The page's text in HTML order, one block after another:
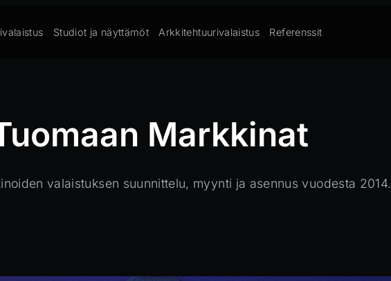
Studiot ja näyttämöt Arkkitehtuurivalaistus Referenssit
Markkinat
valaistuksen suunnittelu, myynti ja asennus vuodesta 2014.